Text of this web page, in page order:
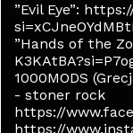
”Evil Eye”:
”Hands of the
1000MODS
- stoner rock
https://
https://